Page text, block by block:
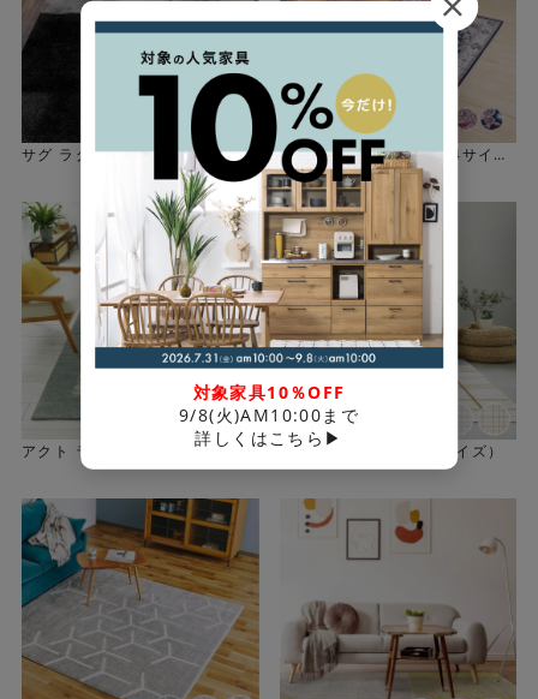
スタイリッシュなシンプルデザイン
ベーシックカラーをベースに幾何学の連続模様が表現され
たラグは部屋をスタイリッシュに仕上げてくれます。リビ
ングやダイニングはもちろん、和の空間にも馴染むデザイ
ンです。
サグ ラグ(選べる4サイズ)
コンセルト ラグ(選べる4サイ
ズ)
アクト ラグ（選べる4サイズ） リネア ラグ（選べる2サイズ）
対象家具10％OFF
9/8(火)AM10:00まで
詳しくはこちら▶